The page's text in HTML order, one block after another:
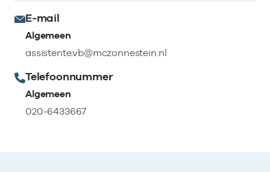
E-mail
Algemeen
assistente.vb@mczonnestein.nl
Telefoonnummer
Algemeen
020-6433667